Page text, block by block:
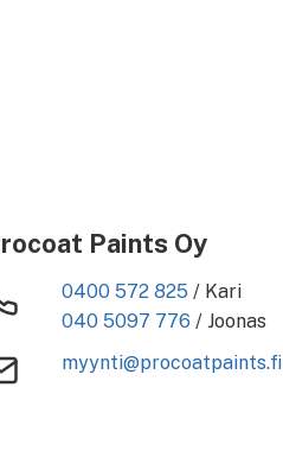
Paints Oy
0400 572 825 / Kari
040 5097 776 / Joonas
myynti@procoatpaints.fi